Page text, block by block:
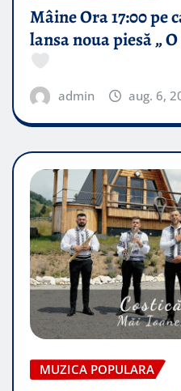
Mâine Ora 17:00 pe
lansa noua piesă „
admin aug. 6,
MUZICA POPULARA